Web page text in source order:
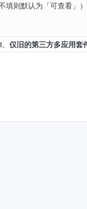
填则默认为「可查看」）
仅旧的第三方多应用套